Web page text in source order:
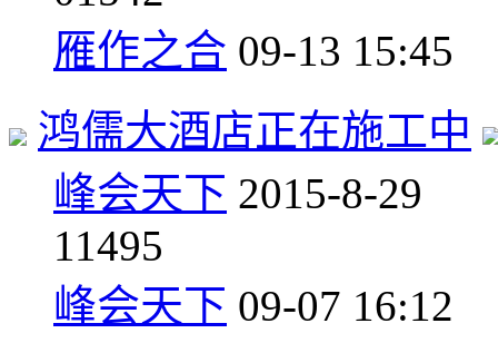
雁作之合 09-13 15:45
鸿儒大酒店正在施工中
峰会天下 2015-8-29
11495
峰会天下 09-07 16:12